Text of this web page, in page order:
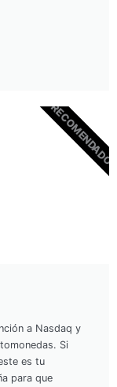
a Nasdaq y
Si
es tu
para que
RECOMENDADO